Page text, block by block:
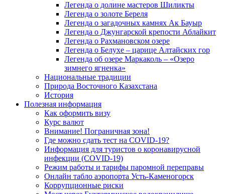
Легенда о долине мастеров Шиликты
Легенда о золоте Береля
Легенда о загадочных камнях Ак Бауыр
Легенда о Джунгарской крепости Аблайкит
Легенда о Рахмановском озере
Легенда о Белухе – царице Алтайских гор
Легенда об озере Маркаколь – «Озеро
зимнего ягненка»
Национальные традиции
Природа Восточного Казахстана
История
Полезная информация
Как оформить визу
Курс валют
Внимание! Пограничная зона!
Где можно сдать тест на COVID-19?
Информация для туристов о коронавирусной
инфекции (COVID-19)
Режим работы и тарифы паромной переправы
Онлайн табло аэропорта Усть-Каменогорск
Коррупционные риски